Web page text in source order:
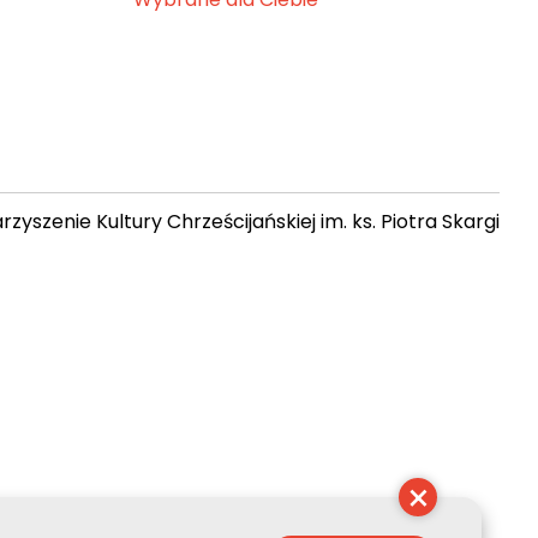
Kultury Chrześcijańskiej im. ks. Piotra Skargi
×